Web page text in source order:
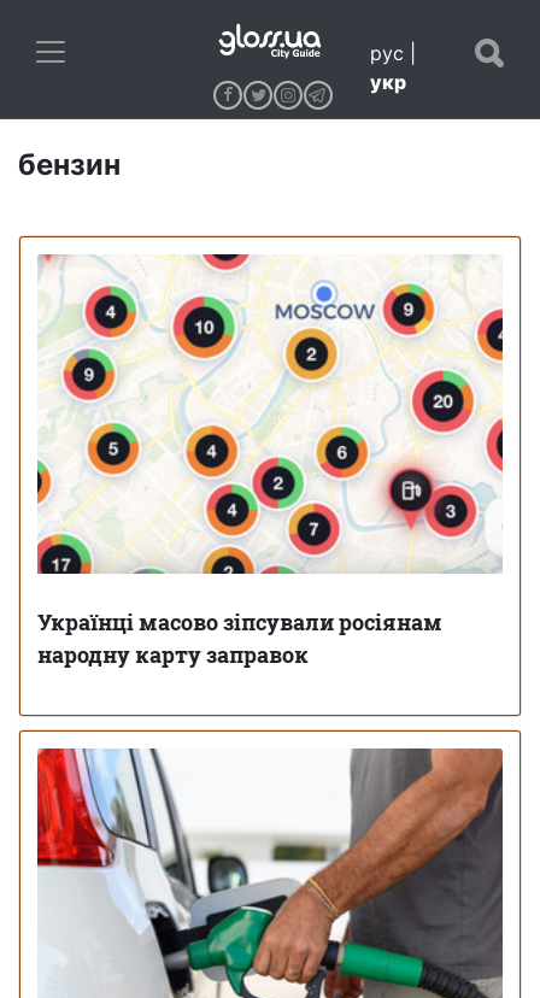
рус
укр
бензин
Українці масово зіпсували росіянам
народну карту заправок